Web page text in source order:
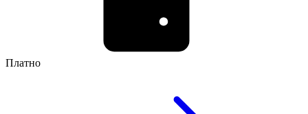
Платно